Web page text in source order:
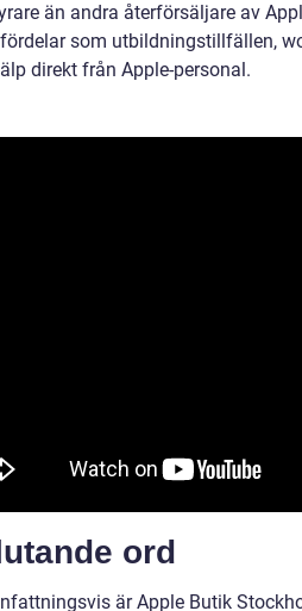
än andra återförsäljare av
som utbildningstillfällen,
direkt från Apple-personal.
ord
är Apple Butik